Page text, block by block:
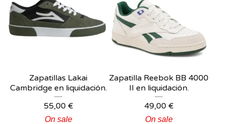
Zapatillas Lakai
Cambridge en liquidación.
55,00 €
On sale
Zapatilla Reebok BB 4000
II en liquidación.
49,00 €
On sale